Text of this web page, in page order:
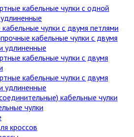
кабельные чулки с одной
чулки с двумя петлями
кабельные чулки с двумя
удлиненные
кабельные чулки с двумя
кабельные чулки с двумя
удлиненные
кабельные чулки
чулки
кроссов